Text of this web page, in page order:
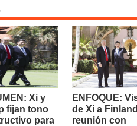
Xi y
fijan tono
para
ENFOQUE:
de Xi a
reunión con